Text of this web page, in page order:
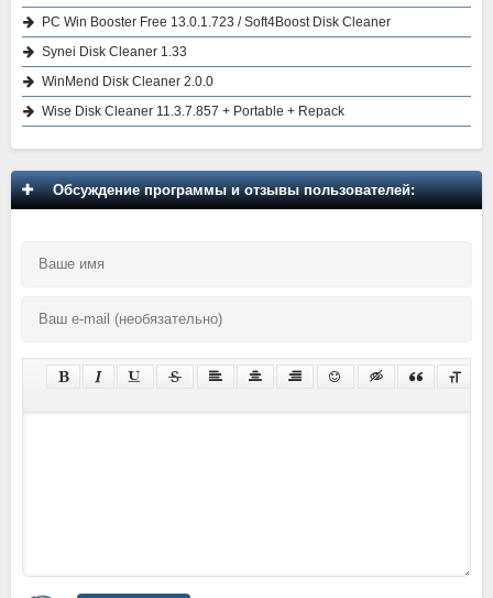
PC Win Booster Free 13.0.1.723 / Soft4Boost Disk Cleaner
Synei Disk Cleaner 1.33
WinMend Disk Cleaner 2.0.0
Wise Disk Cleaner 11.3.7.857 + Portable + Repack
Обсуждение программы и отзывы пользователей: